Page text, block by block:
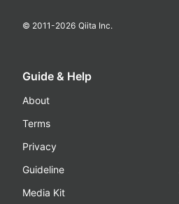
© 2011-2026 Qiita Inc.
Guide & Help
About
Terms
Privacy
Guideline
Media Kit